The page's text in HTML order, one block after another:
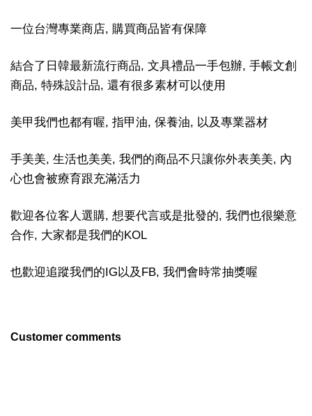
一位台灣專業商店, 購買商品皆有保障
結合了日韓最新流行商品, 文具禮品一手包辦, 手帳文創
商品, 特殊設計品, 還有很多素材可以使用
美甲我們也都有喔, 指甲油, 保養油, 以及專業器材
手美美, 生活也美美, 我們的商品不只讓你外表美美, 內
心也會被療育跟充滿活力
歡迎各位客人選購, 想要代言或是批發的, 我們也很樂意
合作, 大家都是我們的KOL
也歡迎追蹤我們的IG以及FB, 我們會時常抽獎喔
Customer comments